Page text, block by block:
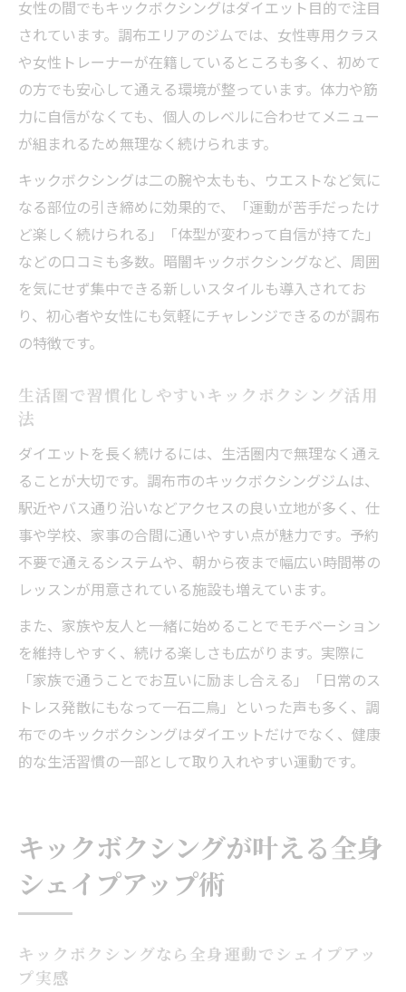
魅力とは
キックボクシングがもたらす健康メリット
を解説
忙しい人でも続けやすいキックボクシング
活用術
由
キックボクシングで日常に運動習慣を取り
入れる方法
女性の間でもキックボクシングはダイエット目的で注目
されています。調布エリアのジムでは、女性専用クラス
や女性トレーナーが在籍しているところも多く、初めて
の方でも安心して通える環境が整っています。体力や筋
力に自信がなくても、個人のレベルに合わせてメニュー
が組まれるため無理なく続けられます。
キックボクシングは二の腕や太もも、ウエストなど気に
なる部位の引き締めに効果的で、「運動が苦手だったけ
ど楽しく続けられる」「体型が変わって自信が持てた」
などの口コミも多数。暗闇キックボクシングなど、周囲
を気にせず集中できる新しいスタイルも導入されてお
り、初心者や女性にも気軽にチャレンジできるのが調布
の特徴です。
生活圏で習慣化しやすいキックボクシング活用
法
ダイエットを長く続けるには、生活圏内で無理なく通え
ることが大切です。調布市のキックボクシングジムは、
駅近やバス通り沿いなどアクセスの良い立地が多く、仕
事や学校、家事の合間に通いやすい点が魅力です。予約
不要で通えるシステムや、朝から夜まで幅広い時間帯の
レッスンが用意されている施設も増えています。
また、家族や友人と一緒に始めることでモチベーション
を維持しやすく、続ける楽しさも広がります。実際に
「家族で通うことでお互いに励まし合える」「日常のス
トレス発散にもなって一石二鳥」といった声も多く、調
布でのキックボクシングはダイエットだけでなく、健康
的な生活習慣の一部として取り入れやすい運動です。
キックボクシングが叶える全身
シェイプアップ術
キックボクシングなら全身運動でシェイプアッ
プ実感